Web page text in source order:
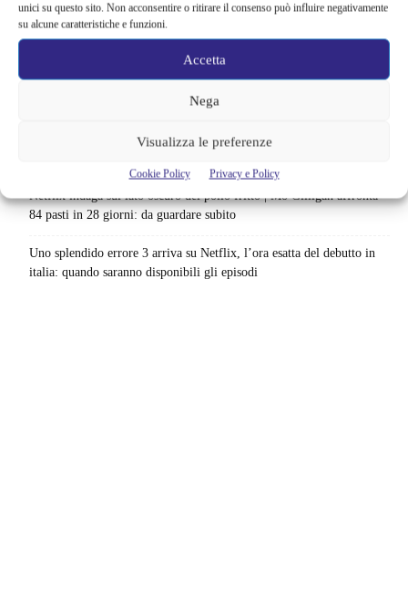
unici su questo sito. Non acconsentire o ritirare il consenso può influire negativamente
su alcune caratteristiche e funzioni.
Accetta
Nega
Visualizza le preferenze
Cookie Policy Privacy e Policy
La paura dell’altezza torna al cinema | Il sequel di Fall cambia
scenario: una nuova sfida senza via di fuga
Sony ferma i film sui personaggi di Spider-Man, nessun nuovo
progetto è in sviluppo: cosa resta dell’esperimento
Netflix saluta 16 titoli ad agosto 2026 | 3 serie e 13 film lasciano il
Netflix indaga sul lato oscuro del pollo fritto | Mo Gilligan affronta
84 pasti in 28 giorni: da guardare subito
Uno splendido errore 3 arriva su Netflix, l’ora esatta del debutto in
italia: quando saranno disponibili gli episodi